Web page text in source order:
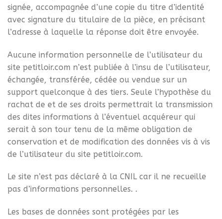
signée, accompagnée d’une copie du titre d’identité
avec signature du titulaire de la pièce, en précisant
l’adresse à laquelle la réponse doit être envoyée.
Aucune information personnelle de l’utilisateur du
site petitloir.com n’est publiée à l’insu de l’utilisateur,
échangée, transférée, cédée ou vendue sur un
support quelconque à des tiers. Seule l’hypothèse du
rachat de et de ses droits permettrait la transmission
des dites informations à l’éventuel acquéreur qui
serait à son tour tenu de la même obligation de
conservation et de modification des données vis à vis
de l’utilisateur du site petitloir.com.
Le site n’est pas déclaré à la CNIL car il ne recueille
pas d’informations personnelles. .
Les bases de données sont protégées par les